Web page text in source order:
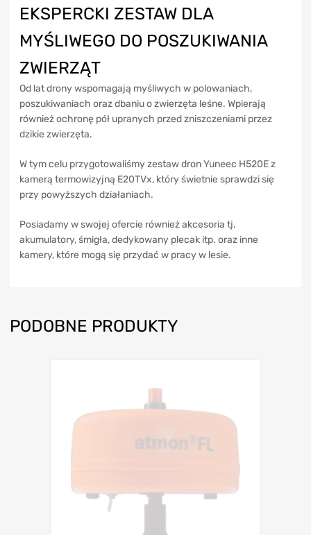
EKSPERCKI ZESTAW DLA
MYŚLIWEGO DO POSZUKIWANIA
ZWIERZĄT
Od lat drony wspomagają myśliwych w polowaniach,
poszukiwaniach oraz dbaniu o zwierzęta leśne. Wpierają
również ochronę pół upranych przed zniszczeniami przez
dzikie zwierzęta.
W tym celu przygotowaliśmy zestaw dron Yuneec H520E z
kamerą termowizyjną E20TVx, który świetnie sprawdzi się
przy powyższych działaniach.
Posiadamy w swojej ofercie również akcesoria tj.
akumulatory, śmigła, dedykowany plecak itp. oraz inne
kamery, które mogą się przydać w pracy w lesie.
PODOBNE PRODUKTY